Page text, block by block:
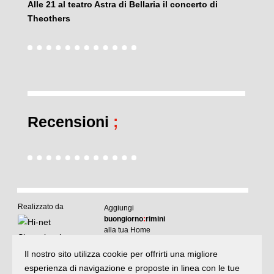
Alle 21 al teatro Astra di Bellaria il concerto di
Theothers
Recensioni ;
Realizzato da
Aggiungi
buongiorno:rimini
alla tua Home
Articoli il meglio di buongiornoRimini
Il nostro sito utilizza cookie per offrirti una migliore
esperienza di navigazione e proposte in linea con le tue